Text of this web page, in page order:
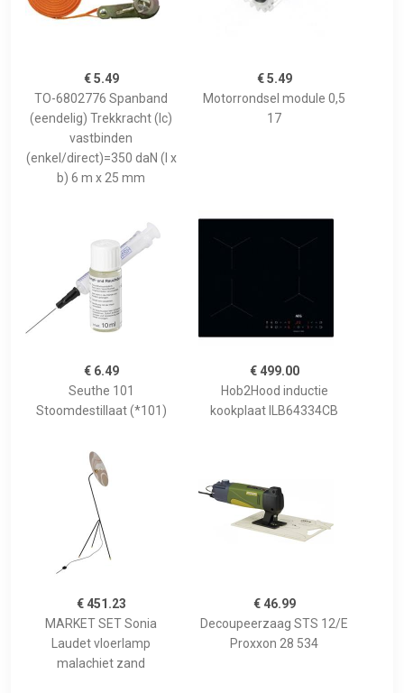
€ 5.49
TO-6802776 Spanband
(eendelig) Trekkracht (lc)
vastbinden
(enkel/direct)=350 daN (l x
b) 6 m x 25 mm
€ 5.49
Motorrondsel module 0,5
17
€ 6.49
Seuthe 101
Stoomdestillaat (*101)
€ 499.00
Hob2Hood inductie
kookplaat ILB64334CB
€ 451.23
MARKET SET Sonia
Laudet vloerlamp
malachiet zand
€ 46.99
Decoupeerzaag STS 12/E
Proxxon 28 534